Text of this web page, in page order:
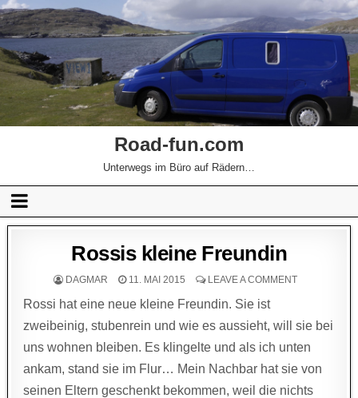
Road-fun.com
Unterwegs im Büro auf Rädern…
Rossis kleine Freundin
DAGMAR 11. MAI 2015 LEAVE A COMMENT
Rossi hat eine neue kleine Freundin. Sie ist
zweibeinig, stubenrein und wie es aussieht, will sie bei
uns wohnen bleiben. Es klingelte und als ich unten
ankam, stand sie im Flur… Mein Nachbar hat sie von
seinen Eltern geschenkt bekommen, weil die nichts